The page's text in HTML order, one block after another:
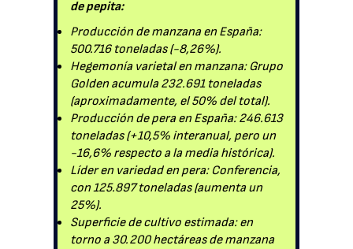
de pepita:
Producción de manzana en España:
500.716 toneladas (-8,26%).
Hegemonía varietal en manzana: Grupo
Golden acumula 232.691 toneladas
(aproximadamente, el 50% del total).
Producción de pera en España: 246.613
toneladas (+10,5% interanual, pero un
-16,6% respecto a la media histórica).
Líder en variedad en pera: Conferencia,
con 125.897 toneladas (aumenta un
25%).
Superficie de cultivo estimada: en
torno a 30.200 hectáreas de manzana